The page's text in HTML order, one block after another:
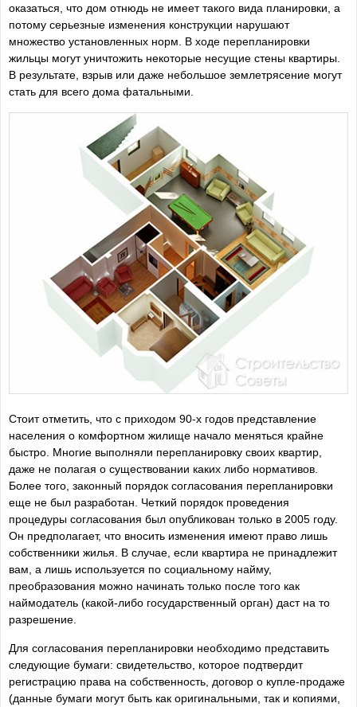
оказаться, что дом отнюдь не имеет такого вида планировки, а
потому серьезные изменения конструкции нарушают
множество установленных норм. В ходе перепланировки
жильцы могут уничтожить некоторые несущие стены квартиры.
В результате, взрыв или даже небольшое землетрясение могут
стать для всего дома фатальными.
Стоит отметить, что с приходом 90-х годов представление
населения о комфортном жилище начало меняться крайне
быстро. Многие выполняли перепланировку своих квартир,
даже не полагая о существовании каких либо нормативов.
Более того, законный порядок согласования перепланировки
еще не был разработан. Четкий порядок проведения
процедуры согласования был опубликован только в 2005 году.
Он предполагает, что вносить изменения имеют право лишь
собственники жилья. В случае, если квартира не принадлежит
вам, а лишь используется по социальному найму,
преобразования можно начинать только после того как
наймодатель (какой-либо государственный орган) даст на то
разрешение.
Для согласования перепланировки необходимо представить
следующие бумаги: свидетельство, которое подтвердит
регистрацию права на собственность, договор о купле-продаже
(данные бумаги могут быть как оригинальными, так и копиями,